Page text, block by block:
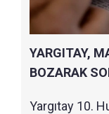
YARGITAY,
BOZARAK
Yargıtay 10.